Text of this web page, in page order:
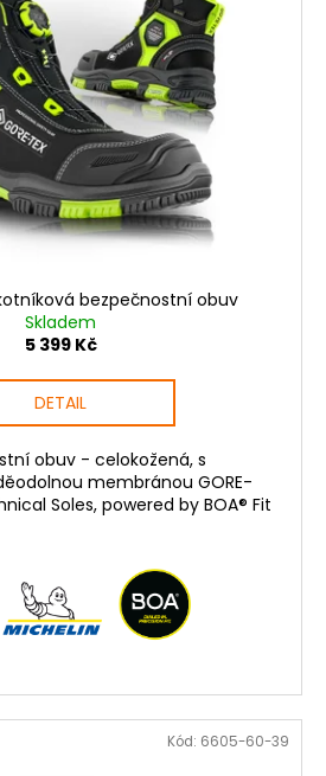
bezpečnostní obuv
Skladem
5 399 Kč
DETAIL
obuv - celokožená, s
membránou GORE-
Soles, powered by BOA® Fit
Kód: 6605-60-39